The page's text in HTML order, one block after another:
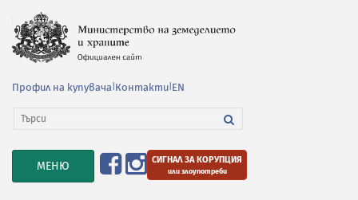
Профил на купувача Контакти EN
TOGGLE
NAVIGATION
МЕНЮ СИГНАЛ ЗА КОРУПЦИЯ
или злоупотреби